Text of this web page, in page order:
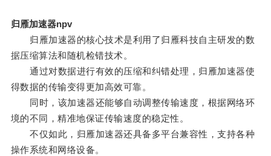
归雁加速器npv
归雁加速器的核心技术是利用了归雁科技自主研发的数
据压缩算法和随机检错技术。
通过对数据进行有效的压缩和纠错处理，归雁加速器使
得数据的传输变得更加高效可靠。
同时，该加速器还能够自动调整传输速度，根据网络环
境的不同，精准地保证传输速度的稳定性。
不仅如此，归雁加速器还具备多平台兼容性，支持各种
操作系统和网络设备。